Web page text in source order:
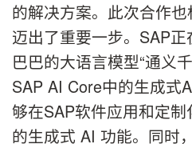
的解决方案。此次合作
迈出了重要一步。SAP
巴巴的大语言模型“通义
SAP AI Core中的生成式
够在SAP软件应用和定
的生成式 AI 功能。同时